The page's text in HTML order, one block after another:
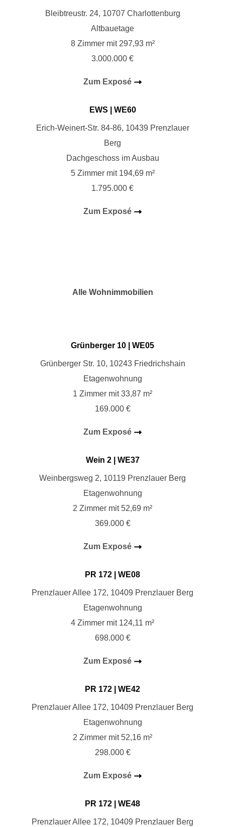
Bleibtreustr. 24, 10707 Charlottenburg
Altbauetage
8 Zimmer mit 297,93 m²
3.000.000 €
Zum Exposé
EWS | WE60
Erich-Weinert-Str. 84-86, 10439 Prenzlauer
Berg
Dachgeschoss im Ausbau
5 Zimmer mit 194,69 m²
1.795.000 €
Zum Exposé
Alle Wohnimmobilien
Grünberger 10 | WE05
Grünberger Str. 10, 10243 Friedrichshain
Etagenwohnung
1 Zimmer mit 33,87 m²
169.000 €
Zum Exposé
Wein 2| WE37
Weinbergsweg 2, 10119 Prenzlauer Berg
Etagenwohnung
2 Zimmer mit 52,69 m²
369.000 €
Zum Exposé
PR 172 | WE08
Prenzlauer Allee 172, 10409 Prenzlauer Berg
Etagenwohnung
4 Zimmer mit 124,11 m²
698.000 €
Zum Exposé
PR 172 | WE42
Prenzlauer Allee 172, 10409 Prenzlauer Berg
Etagenwohnung
2 Zimmer mit 52,16 m²
298.000 €
Zum Exposé
PR 172 | WE48
Prenzlauer Allee 172, 10409 Prenzlauer Berg